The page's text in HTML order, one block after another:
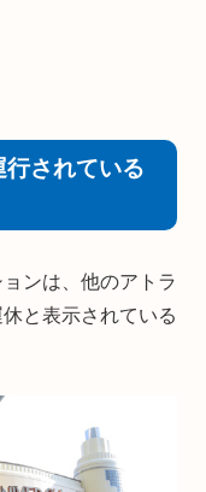
されている
ンは、他のアトラ
と表示されている